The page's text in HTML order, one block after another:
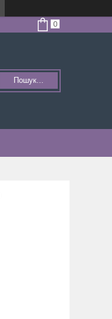
Пошук...